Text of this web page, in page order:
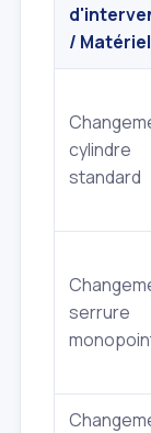
/ Matériel
cylindre
standard
serrure